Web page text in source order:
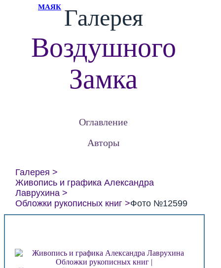
МАЯК Галерея
Воздушного
Замка
Оглавление
Авторы
Галерея
Живопись и графика Александра
Лаврухина
Обложки рукописных книг
Фото №12599